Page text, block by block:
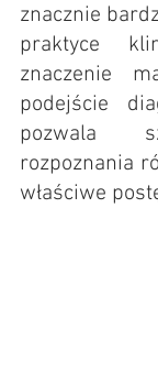
znacznie
praktyce
znaczenie
podejście
pozwala
rozpoznania
właściwe